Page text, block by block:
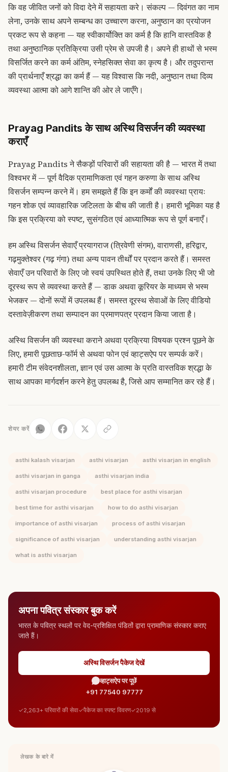
कि वह जीवित जनों को विदा देने में सहायता करे। संकल्प — दिवंगत का नाम
लेना, उनके साथ अपने सम्बन्ध का उच्चारण करना, अनुष्ठान का प्रयोजन
प्रकट रूप से कहना — यह स्वीकार्योक्ति का कर्म है कि हानि वास्तविक है
तथा अनुष्ठानिक प्रतिक्रिया उसी प्रेम से उपजी है। अपने ही हाथों से भस्म
विसर्जित करने का कर्म अंतिम, स्नेहसिक्त सेवा का कृत्य है। और तदुपरान्त
की प्रार्थनाएँ श्रद्धा का कर्म हैं — यह विश्वास कि नदी, अनुष्ठान तथा दिव्य
व्यवस्था आत्मा को आगे शान्ति की ओर ले जाएँगे।
Prayag Pandits के साथ अस्थि विसर्जन की व्यवस्था
कराएँ
Prayag Pandits ने सैकड़ों परिवारों की सहायता की है — भारत में तथा
विश्वभर में — पूर्ण वैदिक प्रामाणिकता एवं गहन करुणा के साथ अस्थि
विसर्जन सम्पन्न करने में। हम समझते हैं कि इन कर्मों की व्यवस्था प्रायः
गहन शोक एवं व्यावहारिक जटिलता के बीच की जाती है। हमारी भूमिका यह है
कि इस प्रक्रिया को स्पष्ट, सुसंगठित एवं आध्यात्मिक रूप से पूर्ण बनाएँ।
हम अस्थि विसर्जन सेवाएँ प्रयागराज (त्रिवेणी संगम), वाराणसी, हरिद्वार,
गढ़मुक्तेश्वर (गढ़ गंगा) तथा अन्य पावन तीर्थों पर प्रदान करते हैं। समस्त
सेवाएँ उन परिवारों के लिए जो स्वयं उपस्थित होते हैं, तथा उनके लिए भी जो
दूरस्थ रूप से व्यवस्था करते हैं — डाक अथवा कूरियर के माध्यम से भस्म
भेजकर — दोनों रूपों में उपलब्ध हैं। समस्त दूरस्थ सेवाओं के लिए वीडियो
दस्तावेज़ीकरण तथा सम्पादन का प्रमाणपत्र प्रदान किया जाता है।
अस्थि विसर्जन की व्यवस्था कराने अथवा प्रक्रिया विषयक प्रश्न पूछने के
लिए, हमारी पूछताछ-फॉर्म से अथवा फोन एवं व्हाट्सऐप पर सम्पर्क करें।
हमारी टीम संवेदनशीलता, ज्ञान एवं उस आत्मा के प्रति वास्तविक श्रद्धा के
साथ आपका मार्गदर्शन करने हेतु उपलब्ध है, जिसे आप सम्मानित कर रहे हैं।
शेयर करें
asthi kalash visarjan asthi visarjan asthi visarjan in english
asthi visarjan in ganga asthi visarjan india
asthi visarjan procedure best place for asthi visarjan
best time for asthi visarjan how to do asthi visarjan
importance of asthi visarjan process of asthi visarjan
significance of asthi visarjan understanding asthi visarjan
what is asthi visarjan
अपना पवित्र संस्कार बुक करें
भारत के पवित्र स्थलों पर वेद-प्रशिक्षित पंडितों द्वारा प्रामाणिक संस्कार कराए
जाते हैं।
अस्थि विसर्जन पैकेज देखें
व्हाट्सऐप पर पूछें
+91 77540 97777
2,263+ परिवारों की सेवा पैकेज का स्पष्ट विवरण 2019 से
लेखक के बारे में